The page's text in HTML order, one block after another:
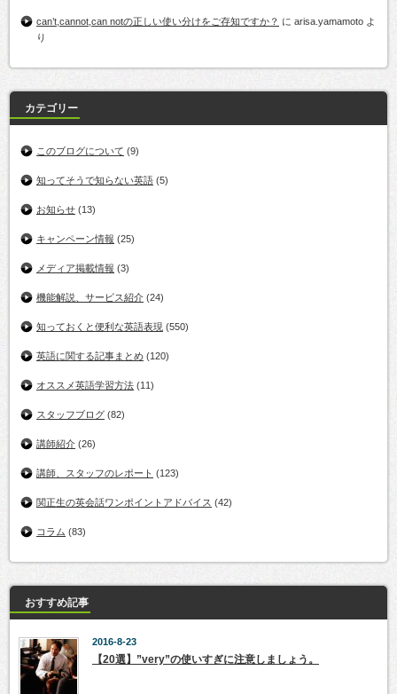
can’t,cannot,can notの正しい使い分けをご存知ですか？ に arisa.yamamoto よ
り
カテゴリー
このブログについて (9)
知ってそうで知らない英語 (5)
お知らせ (13)
キャンペーン情報 (25)
メディア掲載情報 (3)
機能解説、サービス紹介 (24)
知っておくと便利な英語表現 (550)
英語に関する記事まとめ (120)
オススメ英語学習方法 (11)
スタッフブログ (82)
講師紹介 (26)
講師、スタッフのレポート (123)
関正生の英会話ワンポイントアドバイス (42)
コラム (83)
おすすめ記事
2016-8-23
【20選】”very”の使いすぎに注意しましょう。